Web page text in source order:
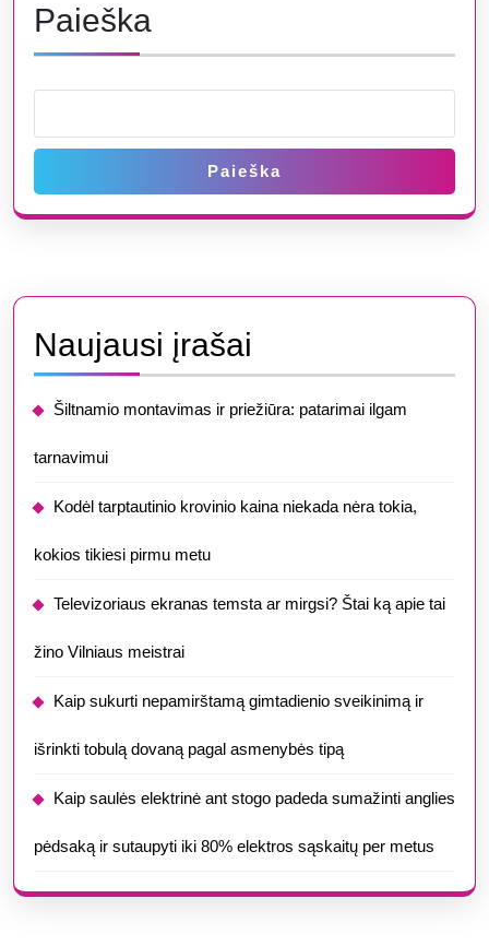
Paieška
Paieška
Naujausi įrašai
Šiltnamio montavimas ir priežiūra: patarimai ilgam
tarnavimui
​​Kodėl tarptautinio krovinio kaina niekada nėra tokia,
kokios tikiesi pirmu metu
Televizoriaus ekranas temsta ar mirgsi? Štai ką apie tai
žino Vilniaus meistrai
Kaip sukurti nepamirštamą gimtadienio sveikinimą ir
išrinkti tobulą dovaną pagal asmenybės tipą
Kaip saulės elektrinė ant stogo padeda sumažinti anglies
pėdsaką ir sutaupyti iki 80% elektros sąskaitų per metus